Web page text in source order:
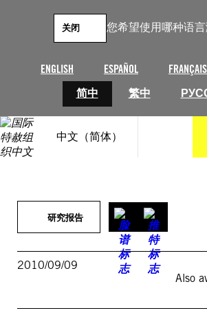
您希望使用哪种语
ENGLISH ESPAÑOL FRANÇAIS
简中
繁中
关闭
中文（简体）
研究报告
2010/09/09
Also